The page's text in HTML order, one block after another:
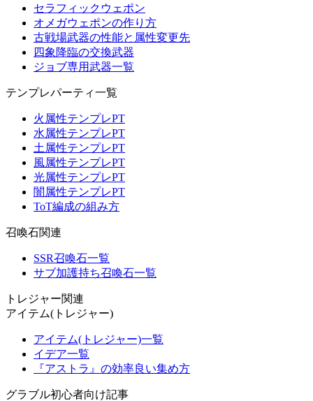
セラフィックウェポン
オメガウェポンの作り方
古戦場武器の性能と属性変更先
四象降臨の交換武器
ジョブ専用武器一覧
テンプレパーティ一覧
火属性テンプレPT
水属性テンプレPT
土属性テンプレPT
風属性テンプレPT
光属性テンプレPT
闇属性テンプレPT
ToT編成の組み方
召喚石関連
SSR召喚石一覧
サブ加護持ち召喚石一覧
トレジャー関連
アイテム(トレジャー)
アイテム(トレジャー)一覧
イデア一覧
『アストラ』の効率良い集め方
グラブル初心者向け記事